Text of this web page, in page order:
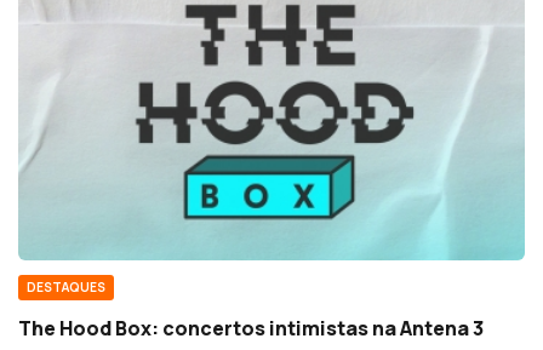
DESTAQUES
The Hood Box: concertos intimistas na Antena 3